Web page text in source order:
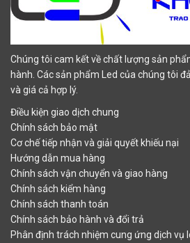
Chúng tôi cam kết về chất lượng sản
hành. Các sản phẩm Led của chúng tôi
và giá cả hợp lý.
Điều kiện giao dịch chung
Chính sách bảo mật
Cơ chế tiếp nhận và giải quyết khiếu nại
Hướng dẫn mua hàng
Chính sách vận chuyển và giao hàng
Chính sách kiểm hàng
Chính sách thanh toán
Chính sách bảo hành và đổi trả
Phân định trách nhiệm cung ứng dịch vụ